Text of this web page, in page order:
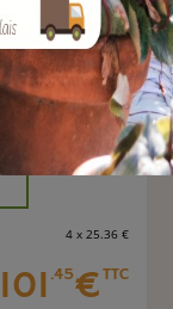
4 x 25.36 €
101 .45€TTC